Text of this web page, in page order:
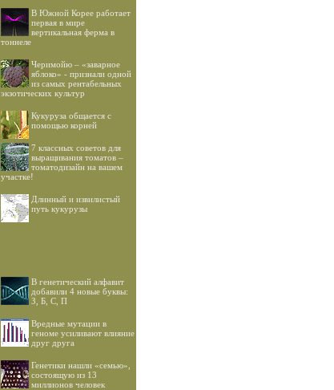
В Южной Корее работает
первая в мире
вертикальная ферма в
тоннеле
Черимойю – «заварное
яблоко» - признали одной
из самых рентабельных
экзотических культур
Кукуруза общается с
помощью корней
7 классных советов для
выращивания томатов –
томатодизайн на вашем
участке!
Длинный и извилистый
путь кукурузы
В генетический алфавит
добавили 4 новые буквы:
З, Б, С, П
Вредные мутации в
геноме усиливают влияние
друг друга
Генетики нашли «семью»,
состоящую из 13
миллионов человек